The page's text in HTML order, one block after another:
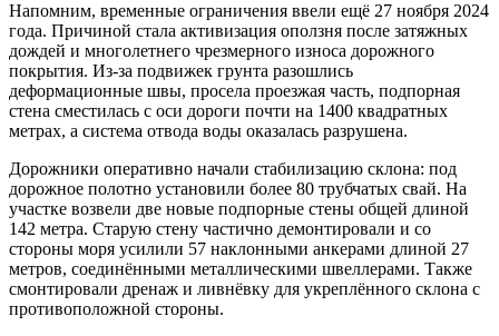
Напомним, временные ограничения ввели ещё 27 ноября 2024
года. Причиной стала активизация оползня после затяжных
дождей и многолетнего чрезмерного износа дорожного
покрытия. Из-за подвижек грунта разошлись
деформационные швы, просела проезжая часть, подпорная
стена сместилась с оси дороги почти на 1400 квадратных
метрах, а система отвода воды оказалась разрушена.
Дорожники оперативно начали стабилизацию склона: под
дорожное полотно установили более 80 трубчатых свай. На
участке возвели две новые подпорные стены общей длиной
142 метра. Старую стену частично демонтировали и со
стороны моря усилили 57 наклонными анкерами длиной 27
метров, соединёнными металлическими швеллерами. Также
смонтировали дренаж и ливнёвку для укреплённого склона с
противоположной стороны.